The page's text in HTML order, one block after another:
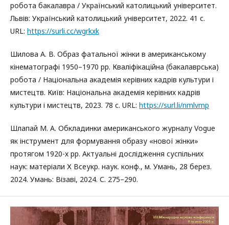
робота бакалавра / Український католицький університет.
Львів: Український католицький університет, 2022. 41 с.
URL: https://surli.cc/wgrkxk
Шилова А. В. Образ фатальної жінки в американському
кінематографі 1950–1970 рр. Кваліфікаційна (бакалаврська)
робота / Національна академія керівних кадрів культури і
мистецтв. Київ: Національна академія керівних кадрів
культури і мистецтв, 2023. 78 с. URL: https://surl.li/nmlvmp
Шлапай М. А. Обкладинки американського журналу Vogue
як інструмент для формування образу «нової жінки»
протягом 1920-х рр. Актуальні дослідження суспільних
наук: матеріали Х Всеукр. наук. конф., м. Умань, 28 берез.
2024. Умань: Візаві, 2024. С. 275–290.